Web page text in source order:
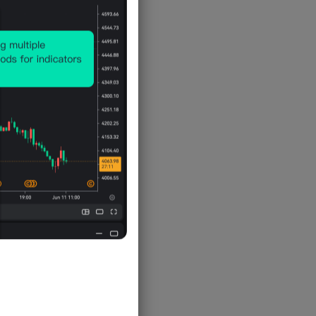
名义国内生产总值(GDP)(PPP,IMF预
估)
名义国内生产总值(GDP)-出口(美元)
名义国内生产总值(GDP)-出口-GDP
名义国内生产总值(GDP)-进口(美元)
名义国内生产总值(GDP)-进口-GDP
名义国内生产总值(GDP)-私人消费
支出(美元)
名义国内生产总值(GDP)-资本形成
工业生产指数(IIP)-制药与生物制品
工业生产指数(IIP)-制药与生物制品
(同比)
每小时实际产出(美元,ILO预估)
每小时实际产出(美元,PWT预估)
制造业采购经理人指数(PMI)
零售销售-休闲用品(同比)
零售销售-医疗保健
零售销售-医疗保健(同比)
零售销售-衣服服饰&鞋子
零售销售-衣服服饰&鞋子(同比)
零售销售指数
零售销售指数(同比)
零售销售-珠宝&手表
零售销售-珠宝&手表(同比)
非油类出口-原油原料(排除燃料)(同
比)
非油类出口-制成品(同比)
非油类进口
非油类进口(同比)
非油类贸易差额
非油类贸易差额(同比)
经常账盈余占GDP比重
进口-商品-澳洲
消费者物价指数(CPI)-医疗照顾(同
消费者物价指数(CPI)-衣着服饰&鞋
子
消费者物价指数(CPI)-衣着服饰&鞋
子(同比)
消费者物价指数(CPI)-住宿
消费者物价指数(CPI)-住宿(同比)
政府负债
政府负债占GDP比重
人口增长率
人口自然增长率
生育率
总人口数